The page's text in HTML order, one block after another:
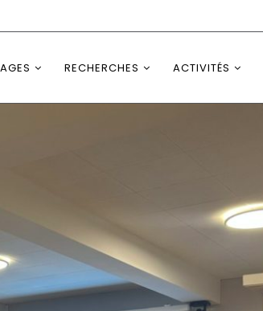
RECHERCHES ACTIVITÉS